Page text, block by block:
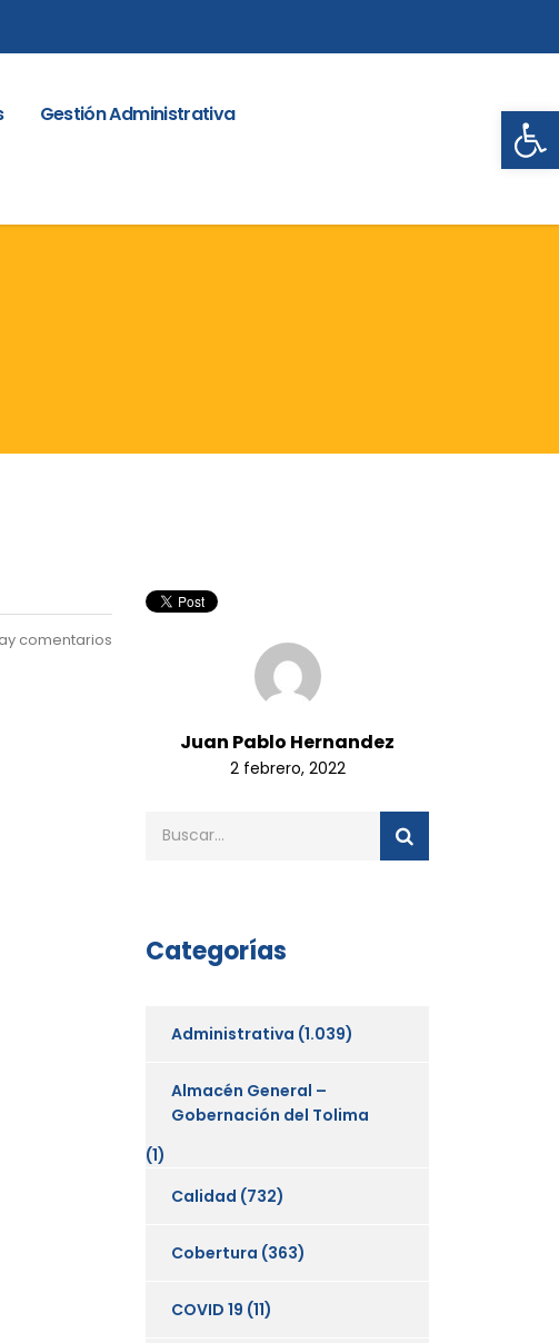
Gestión Administrativa
comentarios
Juan Pablo Hernandez
2 febrero, 2022
Categorías
Administrativa (1.039)
Almacén General –
Gobernación del Tolima
(1)
Calidad (732)
Cobertura (363)
COVID 19 (11)